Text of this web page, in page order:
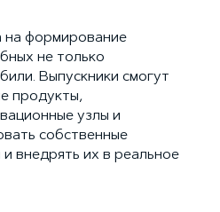
на формирование
не только
Выпускники смогут
продукты,
узлы и
собственные
внедрять их в реальное